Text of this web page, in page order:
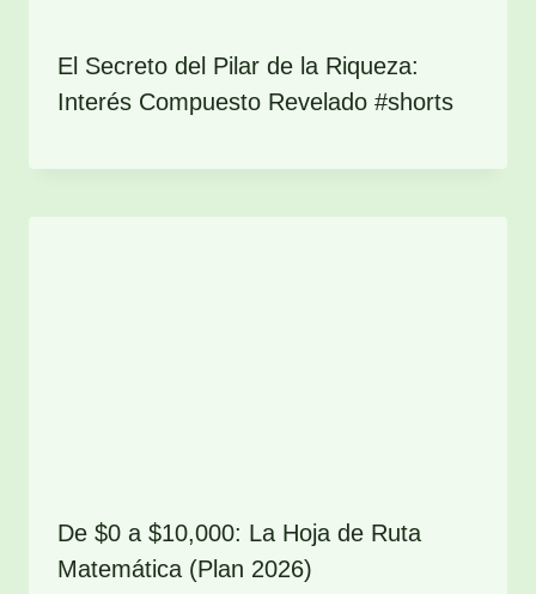
El Secreto del Pilar de la Riqueza:
Interés Compuesto Revelado #shorts
De $0 a $10,000: La Hoja de Ruta
Matemática (Plan 2026)